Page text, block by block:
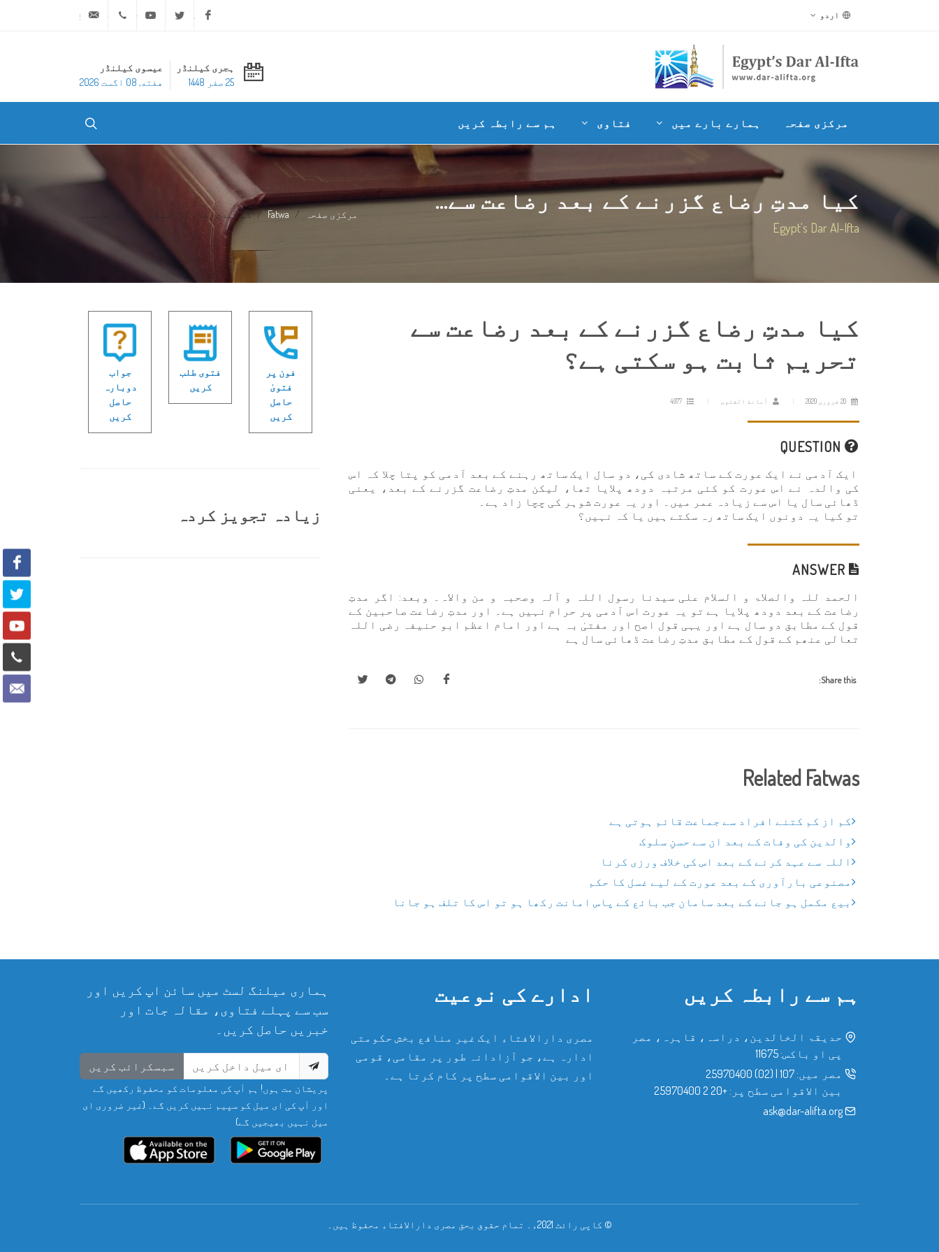
اردو Facebook
Twitter
Youtube
ہجری کیلنڈر
25 صفر 1448
عیسوی کیلنڈر
هفته, 08 اگست 2026
مرکزی صفحہ ہمارے بارے میں فتاوی ہم سے رابطہ کریں
کیا مدتِ رضاع گزرنے کے بعد رضاعت سے...
Egypt's Dar Al-Ifta
مرکزی صفحہ Fatwa کیا مدتِ رضاع گزرنے کے بعد رضاعت سے...
کیا مدتِ رضاع گزرنے کے بعد رضاعت سے
تحریم ثابت ہو سکتی ہے؟
أمانة الفتوى
ایک آدمی نے ایک عورت کے ساتھ شادی کی، دو سال ایک ساتھ رہنے کے بعد آدمی کو پتا چلا کہ اس
کی والدہ نے اس عورت کو کئی مرتبہ دودھ پلایا تھا، لیکن مدتِ رضاعت گزرنے کے بعد، یعنی
ڈھائی سال یا اس سے زیادہ عمر میں۔ اور یہ عورت شوہر کی چچا زاد ہے۔
تو کیا یہ دونوں ایک ساتھ رہ سکتے ہیں یا کہ نہیں؟
الحمد للہ والصلاۃ و السلام علی سيدنا رسول اللہ و آلہ وصحبہ و من والاہ۔ وبعد: اگر مدتِ
رضاعت کے بعد دودھ پلایا ہے تو یہ عورت اس آدمی پر حرام نہیں ہے۔ اور مدتِ رضاعت صاحبین کے
قول کے مطابق دو سال ہے اور یہی قول اصح اور مفتیٰ بہ ہے اور امام اعظم ابو حنیفہ رضی اللہ
تعالی عنھم کے قول کے مطابق مدتِ رضاعت ڈھائی سال ہے
Share this:
Related Fatwas
کم از کم کتنے افراد سے جماعت قائم ہوتی ہے
والدین کی وفات کے بعد ان سے حسنِ سلوک
اللہ سے عہد کرنے کے بعد اس کی خلاف ورزی کرنا
مصنوعی بارآوری کے بعد عورت کے لیے غسل کا حکم
بیع مکمل ہو جانے کے بعد سامان جب بائع کے پاس امانت رکھا ہو تو اس کا تلف ہو جانا
فون پر
فتویٰ
حاصل
کریں
فتوی طلب
کریں
جواب
دوبارہ
حاصل
کریں
زیادہ تجویز کردہ
ہم سے رابطہ کریں
حدیقۃ الخالدین، دراسہ، قاہرہ، مصر
پی او باکس: 11675
مصر میں: 107
(02) 25970400
بین الاقوامی سطح پر: +20 2 25970400
ask@dar-alifta.org
ادارے کی نوعیت
مصری دارالافتاء ایک غیر منافع بخش حکومتی
ادارہ ہے، جو آزادانہ طور پر مقامی، قومی
اور بین الاقوامی سطح پر کام کرتا ہے۔
ہماری میلنگ لسٹ میں سائن اپ کریں اور
سب سے پہلے فتاوی، مقالہ جات اور
خبریں حاصل کریں۔
سبسکرائب کریں
پریشان مت ہوں! ہم آپ کی معلومات کو محفوظ رکھیں گے
اور آپ کی ای میل کو سپیم نہیں کریں گے۔ (غیر ضروری ای
میل نہیں بھیجیں گے)
© کاپی رائٹ 2021ء۔ تمام حقوق بحق مصری دارالافتاء محفوظ ہیں۔